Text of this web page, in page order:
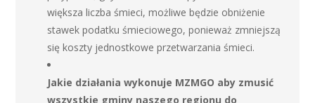
większa liczba śmieci, możliwe będzie obniżenie
stawek podatku śmieciowego, ponieważ zmniejszą
się koszty jednostkowe przetwarzania śmieci.
Jakie działania wykonuje MZMGO aby zmusić
wszystkie gminy naszego regionu do